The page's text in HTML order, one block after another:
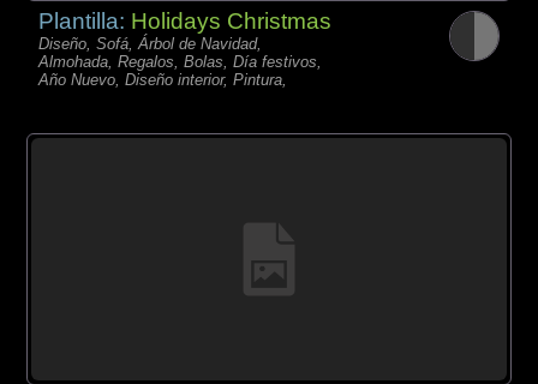
Plantilla: Holidays Christmas
Diseño, Sofá, Árbol de Navidad,
Almohada, Regalos, Bolas, Día festivos,
Año Nuevo, Diseño interior, Pintura,